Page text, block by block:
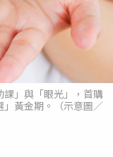
」與「眼光」，首購
黃金期。（示意圖／